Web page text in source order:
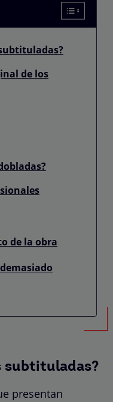
de los
de la obra
subtituladas?
presentan